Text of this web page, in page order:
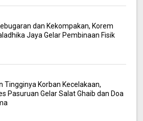
dan Kekompakan, Korem
Jaya Gelar Pembinaan Fisik
Tingginya Korban Kecelakaan,
Pasuruan Gelar Salat Ghaib dan Doa